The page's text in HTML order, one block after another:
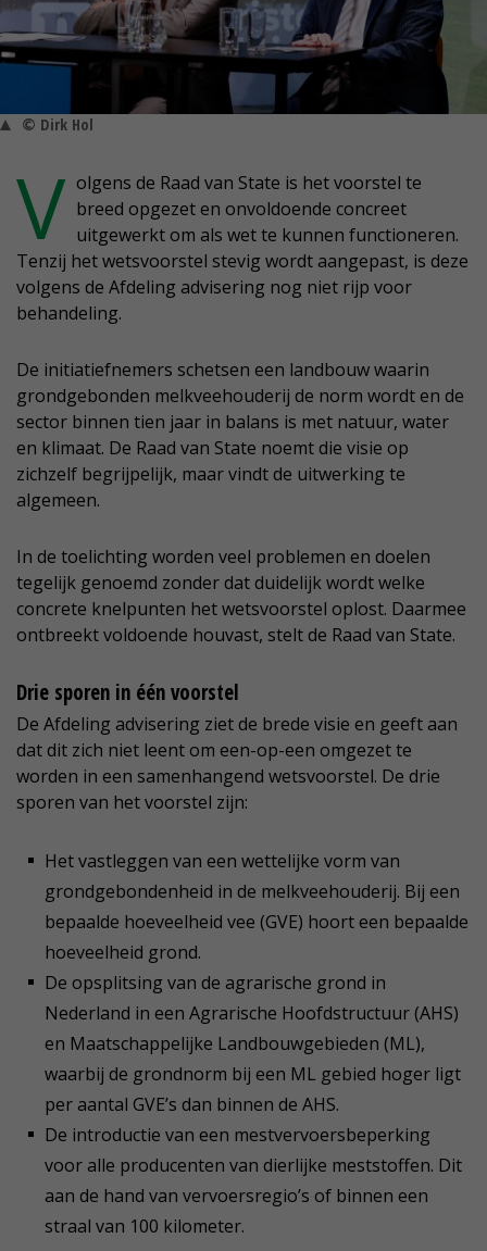
© Dirk Hol
V olgens de Raad van State is het voorstel te
breed opgezet en onvoldoende concreet
uitgewerkt om als wet te kunnen functioneren.
Tenzij het wetsvoorstel stevig wordt aangepast, is deze
volgens de Afdeling advisering nog niet rijp voor
behandeling.
De initiatiefnemers schetsen een landbouw waarin
grondgebonden melkveehouderij de norm wordt en de
sector binnen tien jaar in balans is met natuur, water
en klimaat. De Raad van State noemt die visie op
zichzelf begrijpelijk, maar vindt de uitwerking te
algemeen.
In de toelichting worden veel problemen en doelen
tegelijk genoemd zonder dat duidelijk wordt welke
concrete knelpunten het wetsvoorstel oplost. Daarmee
ontbreekt voldoende houvast, stelt de Raad van State.
Drie sporen in één voorstel
De Afdeling advisering ziet de brede visie en geeft aan
dat dit zich niet leent om een-op-een omgezet te
worden in een samenhangend wetsvoorstel. De drie
sporen van het voorstel zijn:
Het vastleggen van een wettelijke vorm van
grondgebondenheid in de melkveehouderij. Bij een
bepaalde hoeveelheid vee (GVE) hoort een bepaalde
hoeveelheid grond.
De opsplitsing van de agrarische grond in
Nederland in een Agrarische Hoofdstructuur (AHS)
en Maatschappelijke Landbouwgebieden (ML),
waarbij de grondnorm bij een ML gebied hoger ligt
per aantal GVE’s dan binnen de AHS.
De introductie van een mestvervoersbeperking
voor alle producenten van dierlijke meststoffen. Dit
aan de hand van vervoersregio’s of binnen een
straal van 100 kilometer.